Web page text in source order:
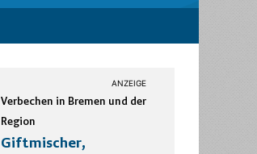
Verbechen in Bremen und der
Region
Giftmischer,